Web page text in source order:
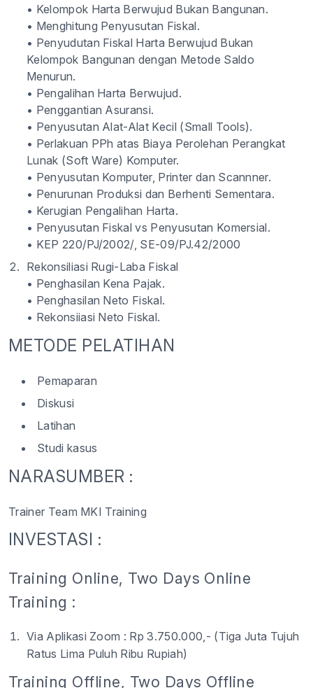
• Kelompok Harta Berwujud Bukan Bangunan.
• Menghitung Penyusutan Fiskal.
• Penyudutan Fiskal Harta Berwujud Bukan
Kelompok Bangunan dengan Metode Saldo
Menurun.
• Pengalihan Harta Berwujud.
• Penggantian Asuransi.
• Penyusutan Alat-Alat Kecil (Small Tools).
• Perlakuan PPh atas Biaya Perolehan Perangkat
Lunak (Soft Ware) Komputer.
• Penyusutan Komputer, Printer dan Scannner.
• Penurunan Produksi dan Berhenti Sementara.
• Kerugian Pengalihan Harta.
• Penyusutan Fiskal vs Penyusutan Komersial.
• KEP 220/PJ/2002/, SE-09/PJ.42/2000
Rekonsiliasi Rugi-Laba Fiskal
• Penghasilan Kena Pajak.
• Penghasilan Neto Fiskal.
• Rekonsiiasi Neto Fiskal.
METODE PELATIHAN
Pemaparan
Diskusi
Latihan
Studi kasus
NARASUMBER :
Trainer Team MKI Training
INVESTASI :
Training Online, Two Days Online
Training :
Via Aplikasi Zoom : Rp 3.750.000,- (Tiga Juta Tujuh
Ratus Lima Puluh Ribu Rupiah)
Training Offline, Two Days Offline